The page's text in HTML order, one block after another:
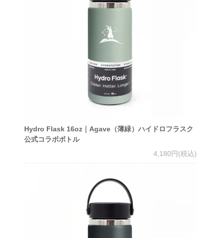
Hydro Flask 16oz｜Agave（薄緑）ハイドロフラスク
公式コラボボトル
4,180円(税込)